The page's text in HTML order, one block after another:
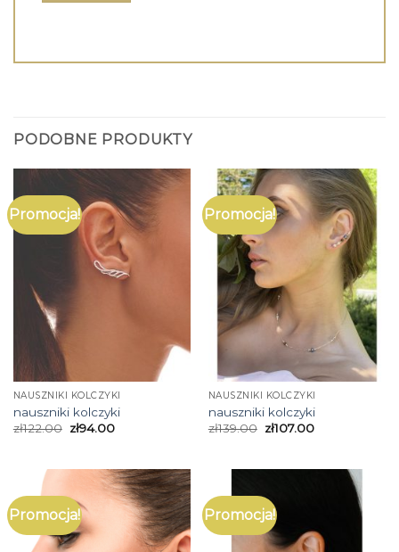
PODOBNE PRODUKTY
Promocja!
NAUSZNIKI KOLCZYKI
nauszniki kolczyki
zł122.00 zł94.00
Promocja!
NAUSZNIKI KOLCZYKI
nauszniki kolczyki
zł139.00 zł107.00
Promocja! Promocja!